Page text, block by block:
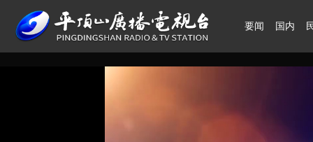
要闻 国内